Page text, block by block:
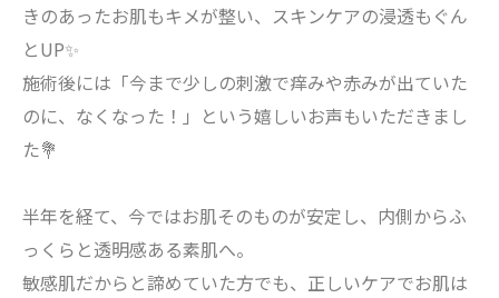
きのあったお肌もキメが整い、スキンケアの浸透もぐん
とUP✨
施術後には「今まで少しの刺激で痒みや赤みが出ていた
のに、なくなった！」という嬉しいお声もいただきまし
た💐
半年を経て、今ではお肌そのものが安定し、内側からふ
っくらと透明感ある素肌へ。
敏感肌だからと諦めていた方でも、正しいケアでお肌は